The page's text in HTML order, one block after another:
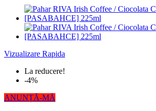
Vizualizare Rapida
La reducere!
-4%
ANUNȚĂ-MĂ